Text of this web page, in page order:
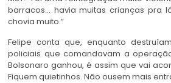
barracos… havia muitas crianças pra
chovia muito.”
Felipe conta que, enquanto
policiais que comandavam a
Bolsonaro ganhou, é assim que vai
Fiquem quietinhos. Não ousem mais